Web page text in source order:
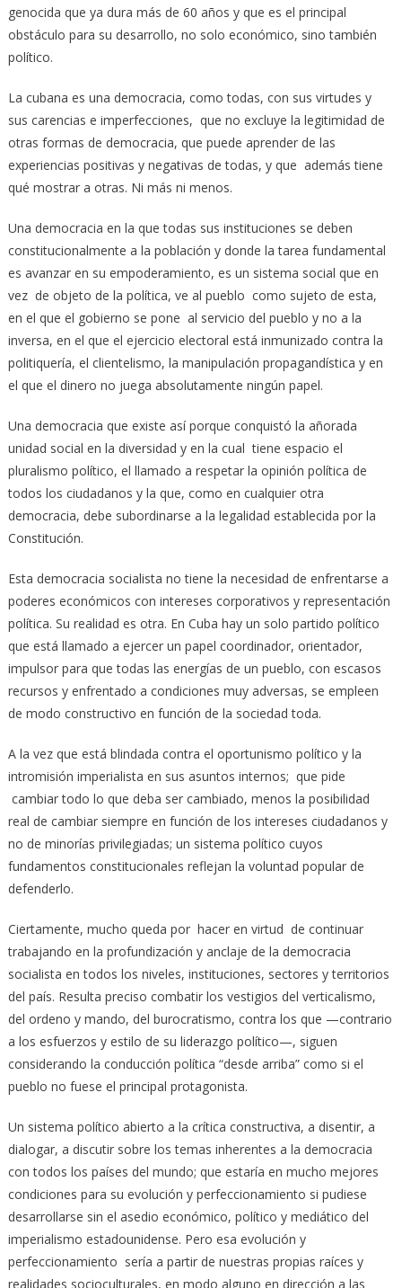
genocida que ya dura más de 60 años y que es el principal
obstáculo para su desarrollo, no solo económico, sino también
político.
La cubana es una democracia, como todas, con sus virtudes y
sus carencias e imperfecciones, que no excluye la legitimidad de
otras formas de democracia, que puede aprender de las
experiencias positivas y negativas de todas, y que además tiene
qué mostrar a otras. Ni más ni menos.
Una democracia en la que todas sus instituciones se deben
constitucionalmente a la población y donde la tarea fundamental
es avanzar en su empoderamiento, es un sistema social que en
vez de objeto de la política, ve al pueblo como sujeto de esta,
en el que el gobierno se pone al servicio del pueblo y no a la
inversa, en el que el ejercicio electoral está inmunizado contra la
politiquería, el clientelismo, la manipulación propagandística y en
el que el dinero no juega absolutamente ningún papel.
Una democracia que existe así porque conquistó la añorada
unidad social en la diversidad y en la cual tiene espacio el
pluralismo político, el llamado a respetar la opinión política de
todos los ciudadanos y la que, como en cualquier otra
democracia, debe subordinarse a la legalidad establecida por la
Constitución.
Esta democracia socialista no tiene la necesidad de enfrentarse a
poderes económicos con intereses corporativos y representación
política. Su realidad es otra. En Cuba hay un solo partido político
que está llamado a ejercer un papel coordinador, orientador,
impulsor para que todas las energías de un pueblo, con escasos
recursos y enfrentado a condiciones muy adversas, se empleen
de modo constructivo en función de la sociedad toda.
A la vez que está blindada contra el oportunismo político y la
intromisión imperialista en sus asuntos internos; que pide
cambiar todo lo que deba ser cambiado, menos la posibilidad
real de cambiar siempre en función de los intereses ciudadanos y
no de minorías privilegiadas; un sistema político cuyos
fundamentos constitucionales reflejan la voluntad popular de
defenderlo.
Ciertamente, mucho queda por hacer en virtud de continuar
trabajando en la profundización y anclaje de la democracia
socialista en todos los niveles, instituciones, sectores y territorios
del país. Resulta preciso combatir los vestigios del verticalismo,
del ordeno y mando, del burocratismo, contra los que —contrario
a los esfuerzos y estilo de su liderazgo político—, siguen
considerando la conducción política “desde arriba” como si el
pueblo no fuese el principal protagonista.
Un sistema político abierto a la crítica constructiva, a disentir, a
dialogar, a discutir sobre los temas inherentes a la democracia
con todos los países del mundo; que estaría en mucho mejores
condiciones para su evolución y perfeccionamiento si pudiese
desarrollarse sin el asedio económico, político y mediático del
imperialismo estadounidense. Pero esa evolución y
perfeccionamiento sería a partir de nuestras propias raíces y
realidades socioculturales, en modo alguno en dirección a las